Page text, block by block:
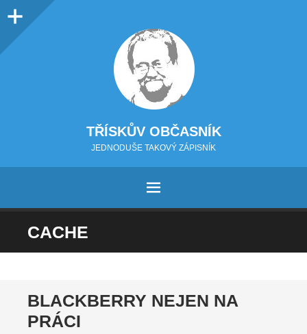
Sidebar
TŘÍSKŮV OBČASNÍK
JEDNODUŠE TAKOVÝ ZÁPISNÍK
PŘEJÍT NA OBSAH
CACHE
BLACKBERRY NEJEN NA
PRÁCI